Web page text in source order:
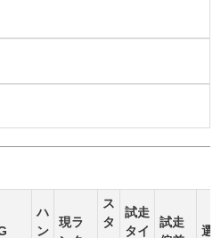
ハ
ン
現ラ
ス
タ
試走
タイ
試走
選